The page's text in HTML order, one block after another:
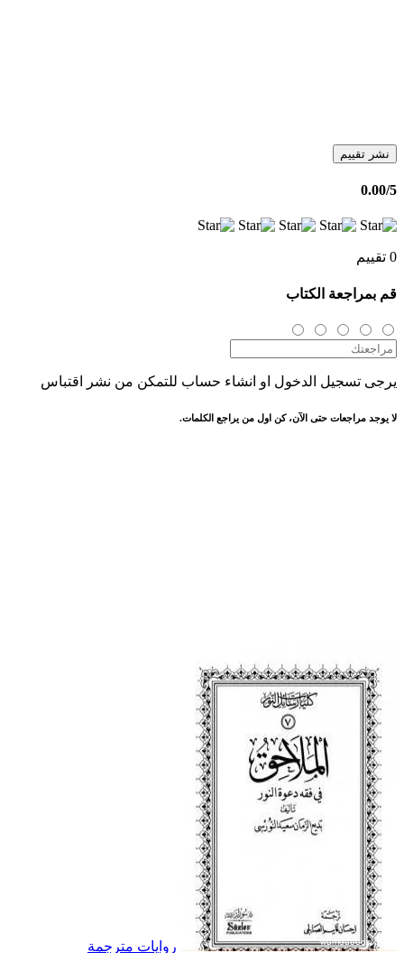
نشر تقييم
0.00/5
0 تقييم
قم بمراجعة الكتاب
يرجى تسجيل الدخول او انشاء حساب للتمكن من نشر اقتباس
لا يوجد مراجعات حتى الآن، كن اول من يراجع الكلمات.
روايات مترجمة